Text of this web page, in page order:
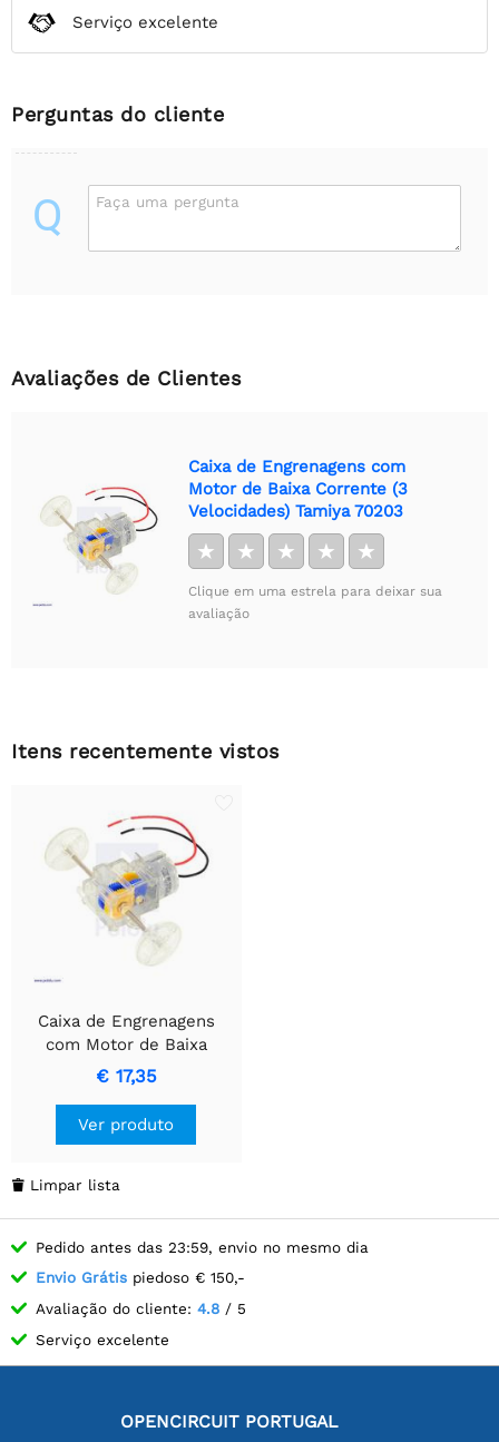
Serviço excelente
Perguntas do cliente
Q Faça uma pergunta
Avaliações de Clientes
Caixa de Engrenagens com
Motor de Baixa Corrente (3
Velocidades) Tamiya 70203
★ ★ ★ ★ ★
Clique em uma estrela para deixar sua
avaliação
Itens recentemente vistos
Caixa de Engrenagens
com Motor de Baixa
Corrente (3 Velocidades)
Tamiya 70203
€ 17,35
Ver produto
 Limpar lista
Pedido antes das 23:59, envio no mesmo dia
Envio Grátis piedoso € 150,-
Avaliação do cliente: 4.8 / 5
Serviço excelente
OPENCIRCUIT PORTUGAL